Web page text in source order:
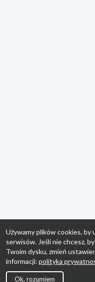
Używamy plików cookies, by
serwisów. Jeśli nie chcesz,
Twoim dysku, zmień
informacji: polityka
Ok, rozumiem